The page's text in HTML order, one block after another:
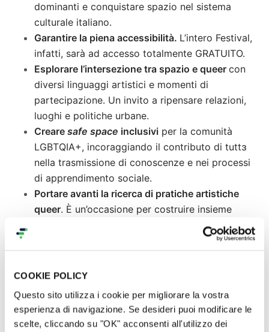
COOKIE POLICY
Questo sito utilizza i cookie per migliorare la vostra
esperienza di navigazione. Se desideri puoi modificare le
scelte, cliccando su "OK" acconsenti all'utilizzo dei
dominanti e conquistare spazio nel sistema
culturale italiano.
Garantire la piena accessibilità. L’intero Festival,
infatti, sarà ad accesso totalmente GRATUITO.
Esplorare l’intersezione tra spazio e queer con
diversi linguaggi artistici e momenti di
partecipazione. Un invito a ripensare relazioni,
luoghi e politiche urbane.
Creare safe space inclusivi per la comunità
LGBTQIA+, incoraggiando il contributo di tuttɜ
nella trasmissione di conoscenze e nei processi
di apprendimento sociale.
Portare avanti la ricerca di pratiche artistiche
queer. È un’occasione per costruire insieme
l’interfaccia tra i mondi del queer e della
produzione artistica, creando nuovo patrimonio